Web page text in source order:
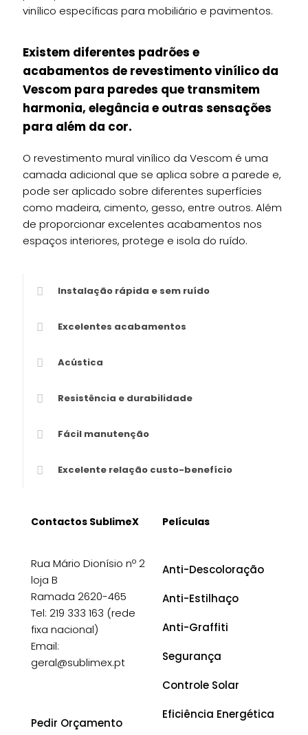
vinílico específicas para mobiliário e pavimentos.
Existem diferentes padrões e
acabamentos de revestimento vinílico da
Vescom para paredes que transmitem
harmonia, elegância e outras sensações
para além da cor.
O revestimento mural vinílico da Vescom é uma
camada adicional que se aplica sobre a parede e,
pode ser aplicado sobre diferentes superfícies
como madeira, cimento, gesso, entre outros. Além
de proporcionar excelentes acabamentos nos
espaços interiores, protege e isola do ruído.
Instalação rápida e sem ruído
Excelentes acabamentos
Acústica
Resistência e durabilidade
Fácil manutenção
Excelente relação custo-benefício
Contactos SublimeX
Rua Mário Dionísio nº 2
loja B
Ramada 2620-465
Tel: 219 333 163 (rede
fixa nacional)
Email:
geral@sublimex.pt
Pedir Orçamento
Películas
Anti-Descoloração
Anti-Estilhaço
Anti-Graffiti
Segurança
Controle Solar
Eficiência Energética